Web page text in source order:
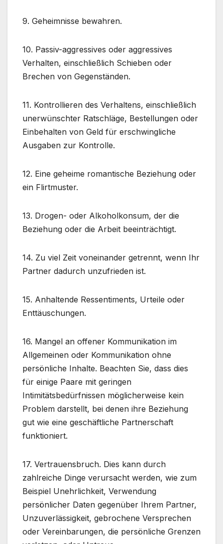
9. Geheimnisse bewahren.
10. Passiv-aggressives oder aggressives
Verhalten, einschließlich Schieben oder
Brechen von Gegenständen.
11. Kontrollieren des Verhaltens, einschließlich
unerwünschter Ratschläge, Bestellungen oder
Einbehalten von Geld für erschwingliche
Ausgaben zur Kontrolle.
12. Eine geheime romantische Beziehung oder
ein Flirtmuster.
13. Drogen- oder Alkoholkonsum, der die
Beziehung oder die Arbeit beeinträchtigt.
14. Zu viel Zeit voneinander getrennt, wenn Ihr
Partner dadurch unzufrieden ist.
15. Anhaltende Ressentiments, Urteile oder
Enttäuschungen.
16. Mangel an offener Kommunikation im
Allgemeinen oder Kommunikation ohne
persönliche Inhalte. Beachten Sie, dass dies
für einige Paare mit geringen
Intimitätsbedürfnissen möglicherweise kein
Problem darstellt, bei denen ihre Beziehung
gut wie eine geschäftliche Partnerschaft
funktioniert.
17. Vertrauensbruch. Dies kann durch
zahlreiche Dinge verursacht werden, wie zum
Beispiel Unehrlichkeit, Verwendung
persönlicher Daten gegenüber Ihrem Partner,
Unzuverlässigkeit, gebrochene Versprechen
oder Vereinbarungen, die persönliche Grenzen